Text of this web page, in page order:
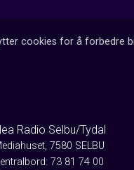
cookies for å forbedre
Radio Selbu/Tydal
7580 SELBU
73 81 74 00